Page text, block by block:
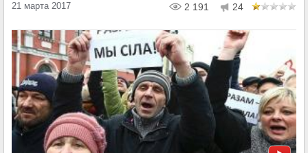
21 марта 2017 2 191 24